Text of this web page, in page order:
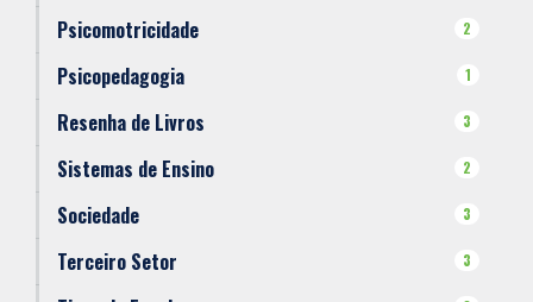
Psicomotricidade 2
Psicopedagogia 1
Resenha de Livros 3
Sistemas de Ensino 2
Sociedade 3
Terceiro Setor 3